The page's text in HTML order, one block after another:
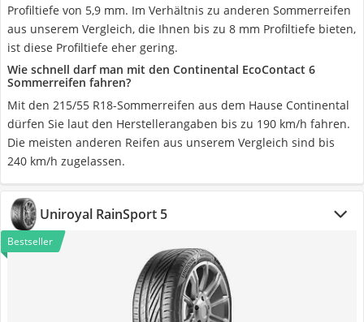
Profiltiefe von 5,9 mm. Im Verhältnis zu anderen Sommerreifen
aus unserem Vergleich, die Ihnen bis zu 8 mm Profiltiefe bieten,
ist diese Profiltiefe eher gering.
Wie schnell darf man mit den Continental EcoContact 6
Sommerreifen fahren?
Mit den 215/55 R18-Sommerreifen aus dem Hause Continental
dürfen Sie laut den Herstellerangaben bis zu 190 km/h fahren.
Die meisten anderen Reifen aus unserem Vergleich sind bis
240 km/h zugelassen.
Uniroyal RainSport 5
Bestseller